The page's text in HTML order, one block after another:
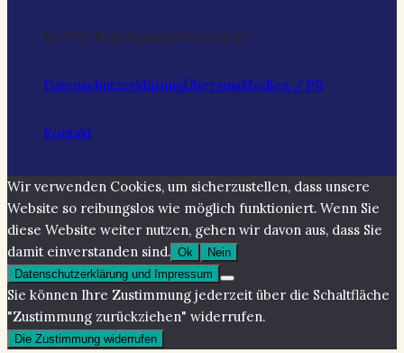
© 2026 Reisetippsmitkindern.de
DatenschutzerklärungÜber unsMedien / PR
Kontakt
Wir verwenden Cookies, um sicherzustellen, dass unsere
Website so reibungslos wie möglich funktioniert. Wenn Sie
diese Website weiter nutzen, gehen wir davon aus, dass Sie
damit einverstanden sind. Ok
Nein
Datenschutzerklärung und Impressum
Sie können Ihre Zustimmung jederzeit über die Schaltfläche
"Zustimmung zurückziehen" widerrufen.
Die Zustimmung widerrufen